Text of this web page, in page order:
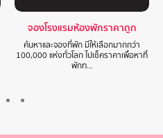
จองโรงแรมห้องพักราคาถูก
ค้นหาและจองที่พัก มีให้เลือกมากกว่า
100,000 แห่งทั่วโลก ไปเช็คราคาเพื่อหาที่
พักท…